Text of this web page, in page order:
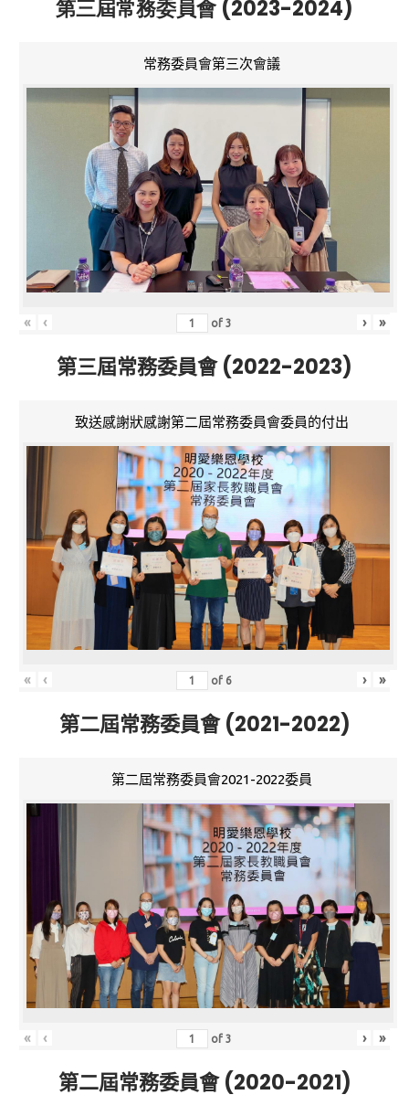
第三屆常務委員會 (2023-2024)
常務委員會第三次會議
« ‹ of3 › »
第三屆常務委員會 (2022-2023)
致送感謝狀感謝第二屆常務委員會委員的付出
« ‹ of 6 › »
第二屆常務委員會 (2021-2022)
第二屆常務委員會2021-2022委員
« ‹ of3 › »
第二屆常務委員會 (2020-2021)